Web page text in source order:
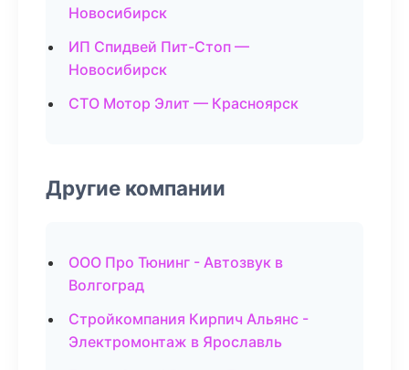
Новосибирск
ИП Спидвей Пит-Стоп —
Новосибирск
СТО Мотор Элит — Красноярск
Другие компании
ООО Про Тюнинг - Автозвук в
Волгоград
Стройкомпания Кирпич Альянс -
Электромонтаж в Ярославль